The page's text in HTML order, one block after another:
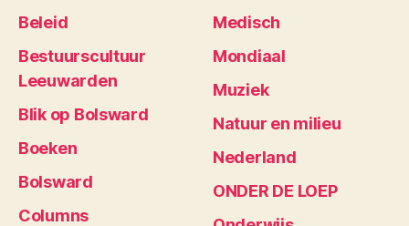
Beleid
Bestuurscultuur
Leeuwarden
Blik op Bolsward
Boeken
Bolsward
Columns
Medisch
Mondiaal
Muziek
Natuur en milieu
Nederland
ONDER DE LOEP